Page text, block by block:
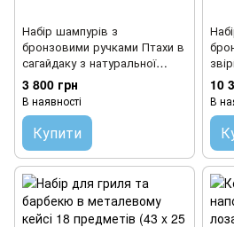
Набір шампурів з
бронзовими ручками Птахи в
сагайдаку з натуральної
шкіри 470013
3 800 грн
В наявності
Купити
+
10
В